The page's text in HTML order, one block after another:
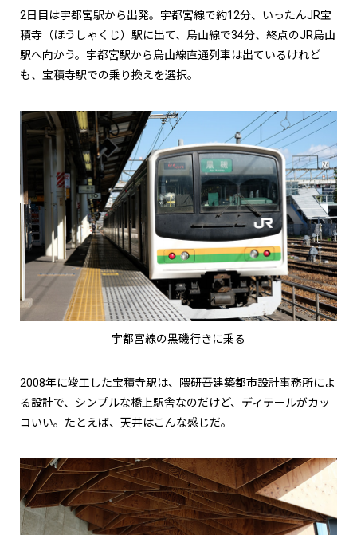
2日目は宇都宮駅から出発。宇都宮線で約12分、いったんJR宝
積寺（ほうしゃくじ）駅に出て、烏山線で34分、終点のJR烏山
駅へ向かう。宇都宮駅から烏山線直通列車は出ているけれど
も、宝積寺駅での乗り換えを選択。
宇都宮線の黒磯行きに乗る
2008年に竣工した宝積寺駅は、隈研吾建築都市設計事務所によ
る設計で、シンプルな橋上駅舎なのだけど、ディテールがカッ
コいい。たとえば、天井はこんな感じだ。